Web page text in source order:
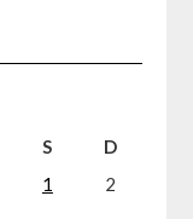
S
D
1
2